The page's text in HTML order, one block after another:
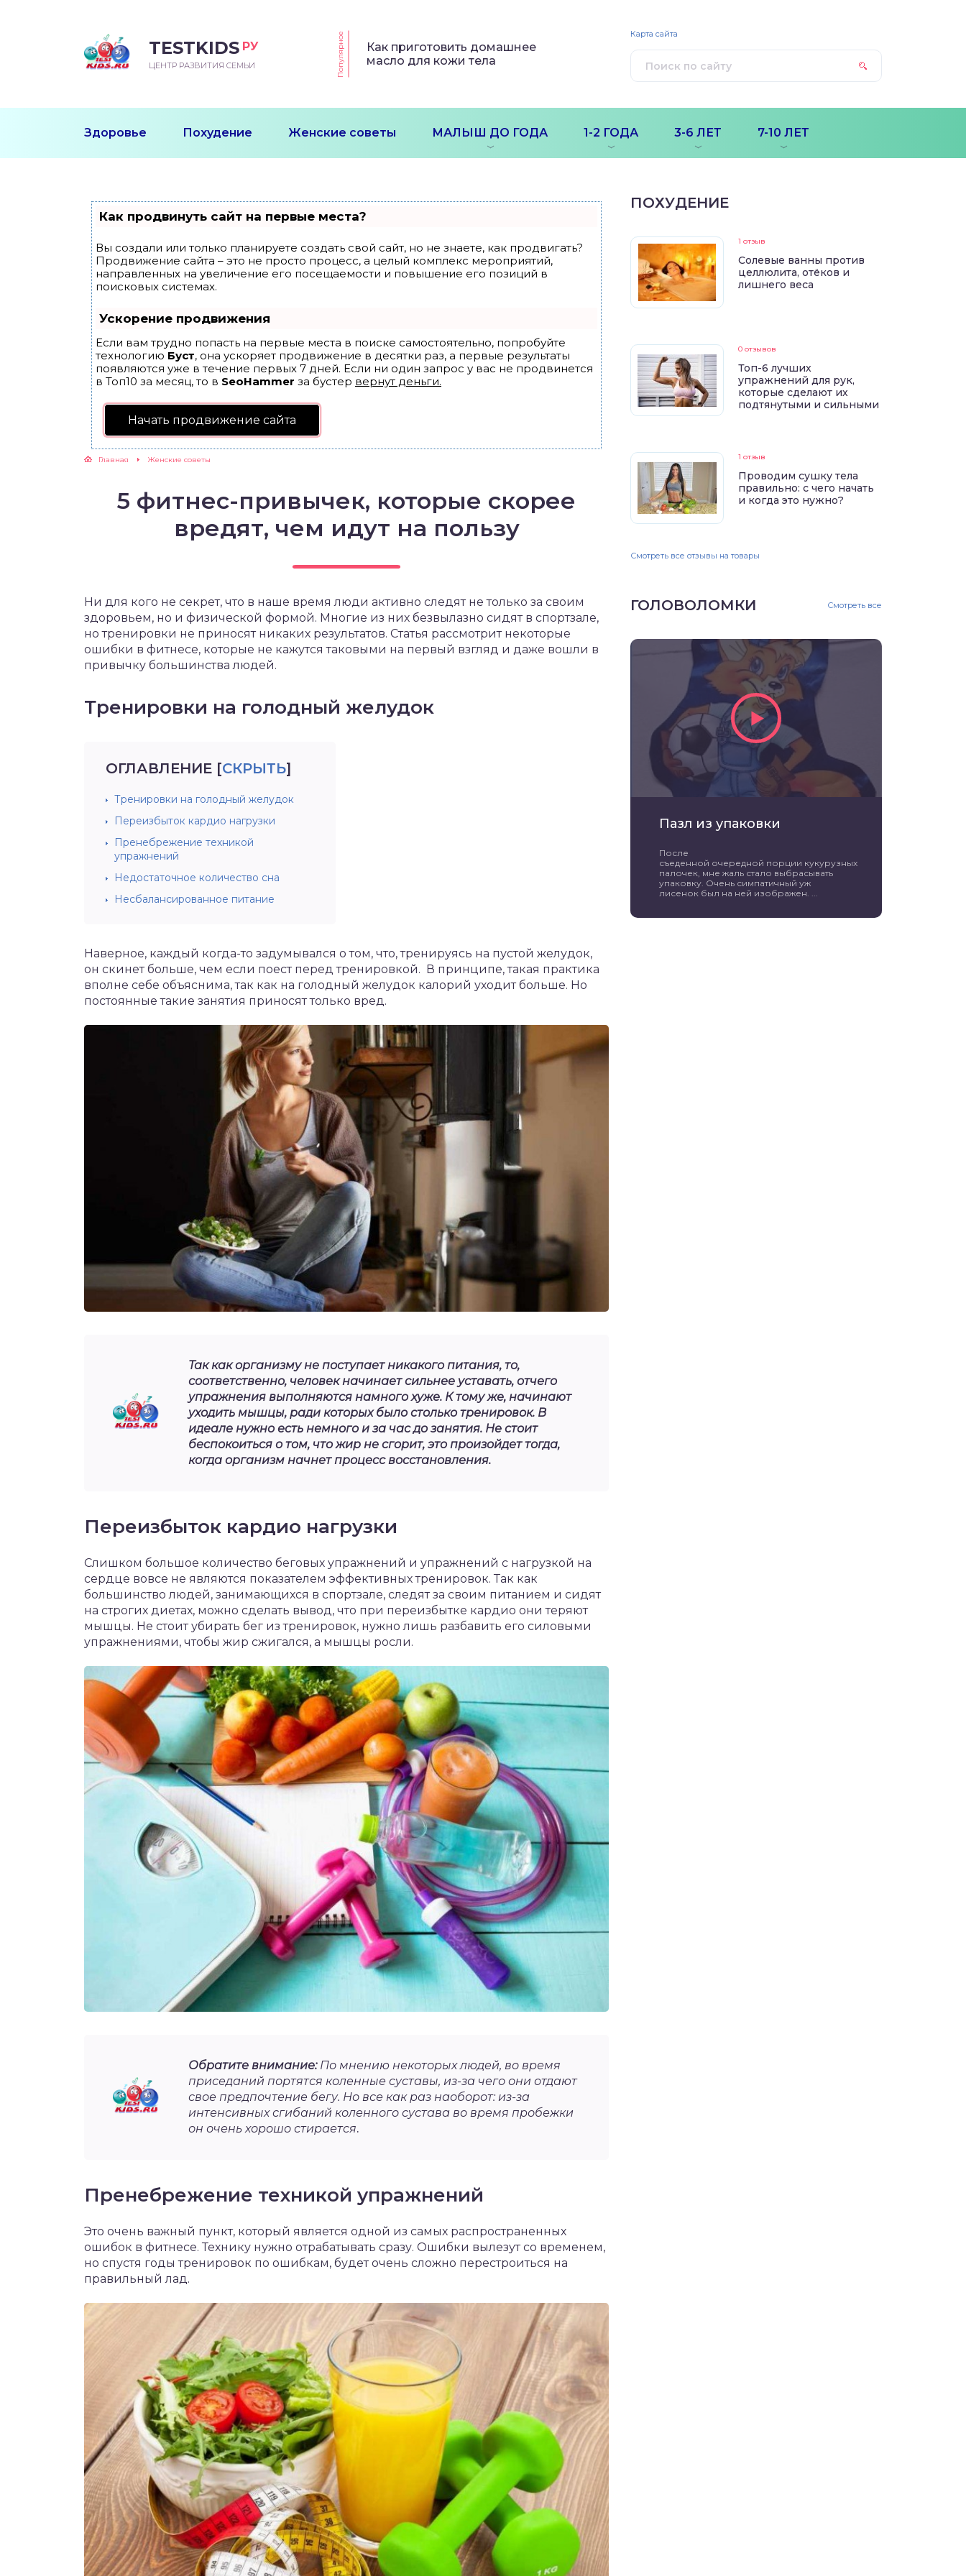
TESTKIDS РУ
ЦЕНТР РАЗВИТИЯ СЕМЬИ Популярное
Как приготовить домашнее
масло для кожи тела
Здоровье Похудение Женские советы МАЛЫШ ДО ГОДА 1-2 ГОДА 3-6 ЛЕТ 7-10 ЛЕТ
Карта сайта
Как продвинуть сайт на первые места?
Вы создали или только планируете создать свой сайт, но не знаете, как продвигать?
Продвижение сайта – это не просто процесс, а целый комплекс мероприятий,
направленных на увеличение его посещаемости и повышение его позиций в
поисковых системах.
Ускорение продвижения
Если вам трудно попасть на первые места в поиске самостоятельно, попробуйте
технологию Буст, она ускоряет продвижение в десятки раз, а первые результаты
появляются уже в течение первых 7 дней. Если ни один запрос у вас не продвинется
в Топ10 за месяц, то в SeoHammer за бустер вернут деньги.
Начать продвижение сайта
Главная Женские советы
5 фитнес-привычек, которые скорее
вредят, чем идут на пользу
Ни для кого не секрет, что в наше время люди активно следят не только за своим
здоровьем, но и физической формой. Многие из них безвылазно сидят в спортзале,
но тренировки не приносят никаких результатов. Статья рассмотрит некоторые
ошибки в фитнесе, которые не кажутся таковыми на первый взгляд и даже вошли в
привычку большинства людей.
Тренировки на голодный желудок
ОГЛАВЛЕНИЕ [СКРЫТЬ]
Тренировки на голодный желудок
Переизбыток кардио нагрузки
Пренебрежение техникой
упражнений
Недостаточное количество сна
Несбалансированное питание
Наверное, каждый когда-то задумывался о том, что, тренируясь на пустой желудок,
он скинет больше, чем если поест перед тренировкой. В принципе, такая практика
вполне себе объяснима, так как на голодный желудок калорий уходит больше. Но
постоянные такие занятия приносят только вред.
Так как организму не поступает никакого питания, то,
соответственно, человек начинает сильнее уставать, отчего
упражнения выполняются намного хуже. К тому же, начинают
уходить мышцы, ради которых было столько тренировок. В
идеале нужно есть немного и за час до занятия. Не стоит
беспокоиться о том, что жир не сгорит, это произойдет тогда,
когда организм начнет процесс восстановления.
Переизбыток кардио нагрузки
Слишком большое количество беговых упражнений и упражнений с нагрузкой на
сердце вовсе не являются показателем эффективных тренировок. Так как
большинство людей, занимающихся в спортзале, следят за своим питанием и сидят
на строгих диетах, можно сделать вывод, что при переизбытке кардио они теряют
мышцы. Не стоит убирать бег из тренировок, нужно лишь разбавить его силовыми
упражнениями, чтобы жир сжигался, а мышцы росли.
Обратите внимание:По мнению некоторых людей, во время
приседаний портятся коленные суставы, из-за чего они отдают
свое предпочтение бегу. Но все как раз наоборот: из-за
интенсивных сгибаний коленного сустава во время пробежки
он очень хорошо стирается.
Пренебрежение техникой упражнений
Это очень важный пункт, который является одной из самых распространенных
ошибок в фитнесе. Технику нужно отрабатывать сразу. Ошибки вылезут со временем,
но спустя годы тренировок по ошибкам, будет очень сложно перестроиться на
правильный лад.
ПОХУДЕНИЕ
1 отзыв
Солевые ванны против
целлюлита, отёков и
лишнего веса
0 отзывов
Топ-6 лучших
упражнений для рук,
которые сделают их
подтянутыми и сильными
1 отзыв
Проводим сушку тела
правильно: с чего начать
и когда это нужно?
Смотреть все отзывы на товары
ГОЛОВОЛОМКИ Смотреть все
Пазл из упаковки
После
съеденной очередной порции кукурузных
палочек, мне жаль стало выбрасывать
упаковку. Очень симпатичный уж
лисенок был на ней изображен. ...
МЕСЯЦ
ПЕРВОГО
УЧИТСЯ
ПОСЛЕ ГОДА
К ШКОЛЕ
ДОШКОЛЬНИКА
ШКОЛА
ШКОЛЬНИКА
ШКОЛЬНИКА